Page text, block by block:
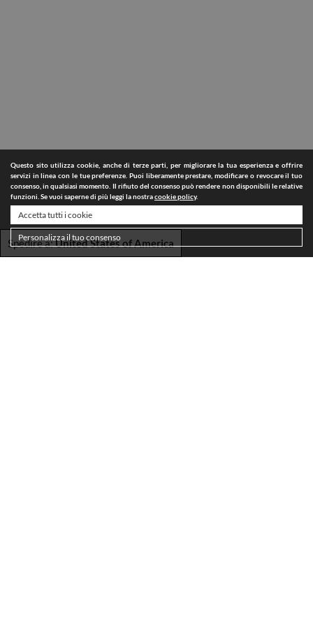
Spedire a:United States of America
Questo sito utilizza cookie, anche di terze parti, per migliorare la tua esperienza e offrire
servizi in linea con le tue preferenze. Puoi liberamente prestare, modificare o revocare il tuo
consenso, in qualsiasi momento. Il rifiuto del consenso può rendere non disponibili le relative
funzioni. Se vuoi saperne di più leggi la nostracookie policy.
Accetta tutti i cookie
Personalizza il tuo consenso